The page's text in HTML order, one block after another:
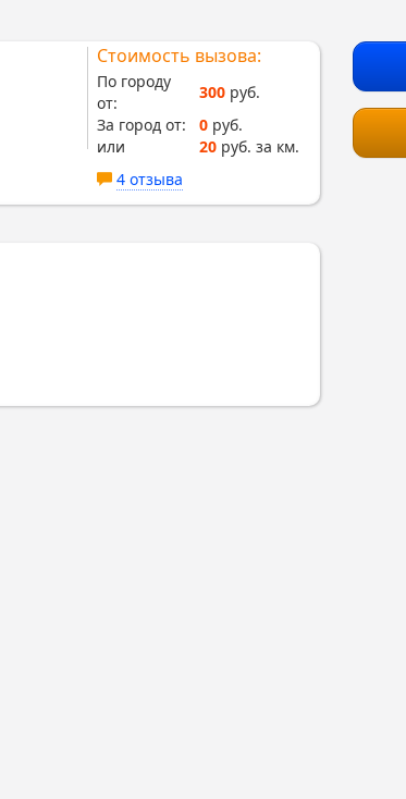
Стоимость вызова:
По городу
от:
300руб.
За город от:
0руб.
или
20руб. за км.
4 отзыва